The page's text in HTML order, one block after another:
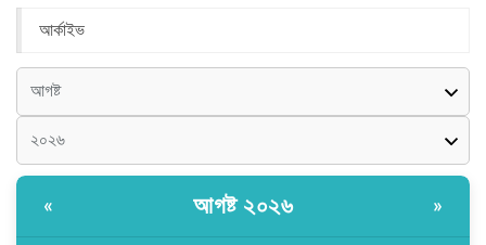
আর্কাইভ
« আগষ্ট ২০২৬ »